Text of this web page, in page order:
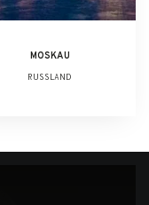
MOSKAU
RUSSLAND